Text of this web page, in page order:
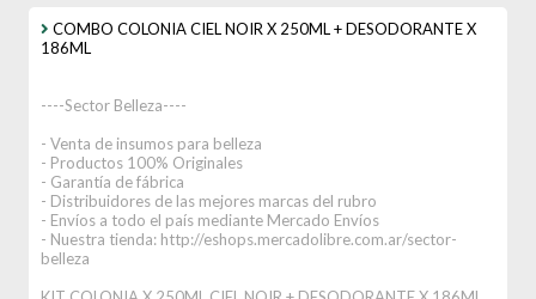
COMBO COLONIA CIEL NOIR X 250ML + DESODORANTE X
186ML
----Sector Belleza----
- Venta de insumos para belleza
- Productos 100% Originales
- Garantía de fábrica
- Distribuidores de las mejores marcas del rubro
- Envíos a todo el país mediante Mercado Envíos
- Nuestra tienda: http://eshops.mercadolibre.com.ar/sector-
belleza